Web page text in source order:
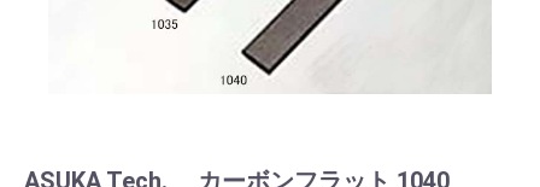
ASUKA Tech. カーボンフラット 1040